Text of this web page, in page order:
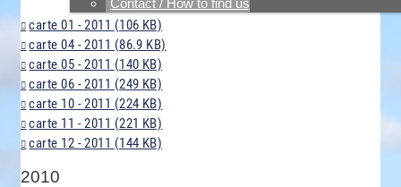
Contact / How to find us
carte 01 - 2011 (106 KB)
carte 04 - 2011 (86.9 KB)
carte 05 - 2011 (140 KB)
carte 06 - 2011 (249 KB)
carte 10 - 2011 (224 KB)
carte 11 - 2011 (221 KB)
carte 12 - 2011 (144 KB)
2010